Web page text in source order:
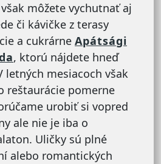
môžete vychutnať aj
či kávičke z terasy
a cukrárne Apátsági
, ktorú nájdete hneď
letných mesiacoch však
reštaurácie pomerne
urobiť si vopred
ale nie je iba o
Uličky sú plné
alebo romantických